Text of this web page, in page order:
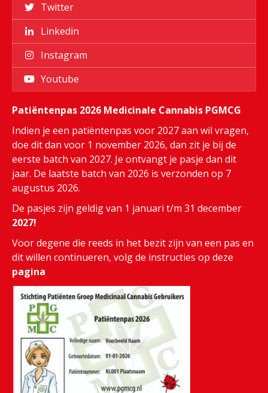
Twitter
Linkedin
Instagram
Youtube
Patiëntenpas 2026 Medicinale Cannabis PGMCG
Indien je een patiëntenpas voor 2027 aan wil vragen,
doe dit dan voor 1 november 2026, dan zit je bij de
eerste batch van 2027. Je ontvangt je pasje dan dit
jaar. De laatste batch van 2026 is verzonden op 7
augustus 2026.
De pasjes zijn geldig van 1 januari t/m 31 december
2027!
Voor degene die reeds in het bezit zijn van een pas en
dit willen continueren, volg de instructies op deze
pagina